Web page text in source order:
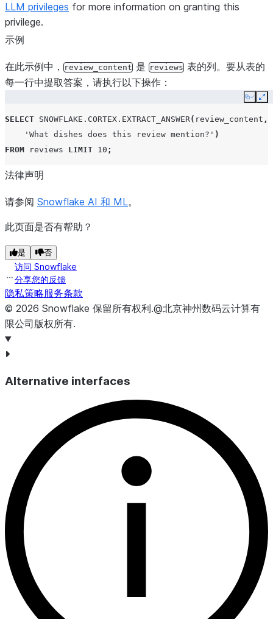
LLM privileges for more information on granting this
privilege.
示例
在此示例中， review_content 是 reviews 表的列。要从表的
每一行中提取答案，请执行以下操作：
Copy
SELECT SNOWFLAKE.CORTEX.EXTRACT_ANSWER( review_content ,
'What dishes does this review mention?' )
FROM
reviews LIMIT 10 ;
法律声明
请参阅 Snowflake AI 和 ML。
此页面是否有帮助？
是 否
访问 Snowflake
分享您的反馈
隐私策略服务条款
© 2026 Snowflake 保留所有权利.@北京神州数码云计算有
限公司版权所有.
Alternative interfaces